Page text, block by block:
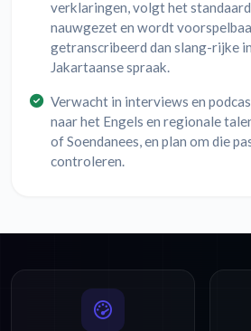
verklaringen, volgt het
nauwgezet en wordt
getranscribeerd dan slang-rijke
Jakartaanse spraak.
Verwacht in interviews en
naar het Engels en regionale
of Soendanees, en plan om die
controleren.